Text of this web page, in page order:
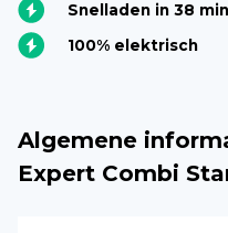
Snelladen in 38
100% elektrisch
Algemene
Expert Combi